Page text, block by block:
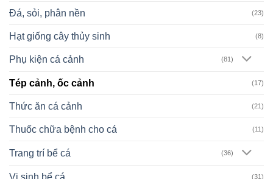
Đá, sỏi, phân nền (23)
Hạt giống cây thủy sinh (8)
Phụ kiện cá cảnh (81)
Tép cảnh, ốc cảnh (17)
Thức ăn cá cảnh (21)
Thuốc chữa bệnh cho cá (11)
Trang trí bể cá (36)
(31)